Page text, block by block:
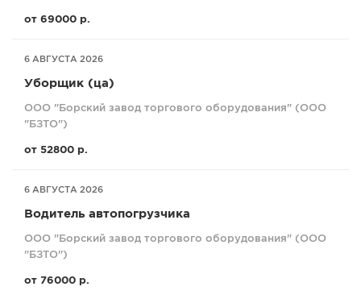
от 69000 р.
6 АВГУСТА 2026
Уборщик (ца)
ООО "Борский завод торгового оборудования" (ООО
"БЗТО")
от 52800 р.
6 АВГУСТА 2026
Водитель автопогрузчика
ООО "Борский завод торгового оборудования" (ООО
"БЗТО")
от 76000 р.